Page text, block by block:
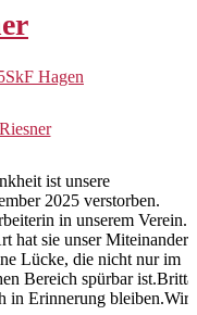
SkF Hagen
ist unsere
2025 verstorben.
in unserem Verein.
hat sie unser Miteinander
Lücke, die nicht nur im
Bereich spürbar ist.Britta
in Erinnerung bleiben.Wir